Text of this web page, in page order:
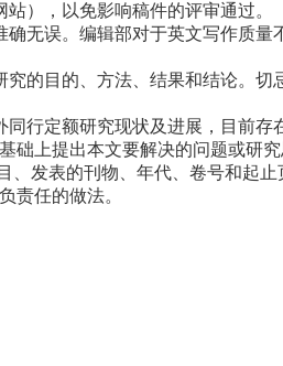
），以免影响稿件的评审通过。
无误。编辑部对于英文写作质量
的目的、方法、结果和结论。切
行定额研究现状及进展，目前存
上提出本文要解决的问题或研究
发表的刊物、年代、卷号和起止
责任的做法。